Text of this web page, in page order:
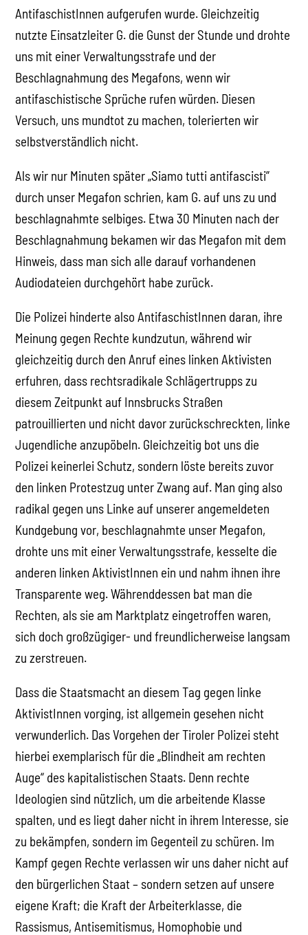
AntifaschistInnen aufgerufen wurde. Gleichzeitig
nutzte Einsatzleiter G. die Gunst der Stunde und drohte
uns mit einer Verwaltungsstrafe und der
Beschlagnahmung des Megafons, wenn wir
antifaschistische Sprüche rufen würden. Diesen
Versuch, uns mundtot zu machen, tolerierten wir
selbstverständlich nicht.
Als wir nur Minuten später „Siamo tutti antifascisti”
durch unser Megafon schrien, kam G. auf uns zu und
beschlagnahmte selbiges. Etwa 30 Minuten nach der
Beschlagnahmung bekamen wir das Megafon mit dem
Hinweis, dass man sich alle darauf vorhandenen
Audiodateien durchgehört habe zurück.
Die Polizei hinderte also AntifaschistInnen daran, ihre
Meinung gegen Rechte kundzutun, während wir
gleichzeitig durch den Anruf eines linken Aktivisten
erfuhren, dass rechtsradikale Schlägertrupps zu
diesem Zeitpunkt auf Innsbrucks Straßen
patrouillierten und nicht davor zurückschreckten, linke
Jugendliche anzupöbeln. Gleichzeitig bot uns die
Polizei keinerlei Schutz, sondern löste bereits zuvor
den linken Protestzug unter Zwang auf. Man ging also
radikal gegen uns Linke auf unserer angemeldeten
Kundgebung vor, beschlagnahmte unser Megafon,
drohte uns mit einer Verwaltungsstrafe, kesselte die
anderen linken AktivistInnen ein und nahm ihnen ihre
Transparente weg. Währenddessen bat man die
Rechten, als sie am Marktplatz eingetroffen waren,
sich doch großzügiger- und freundlicherweise langsam
zu zerstreuen.
Dass die Staatsmacht an diesem Tag gegen linke
AktivistInnen vorging, ist allgemein gesehen nicht
verwunderlich. Das Vorgehen der Tiroler Polizei steht
hierbei exemplarisch für die „Blindheit am rechten
Auge“ des kapitalistischen Staats. Denn rechte
Ideologien sind nützlich, um die arbeitende Klasse
spalten, und es liegt daher nicht in ihrem Interesse, sie
zu bekämpfen, sondern im Gegenteil zu schüren. Im
Kampf gegen Rechte verlassen wir uns daher nicht auf
den bürgerlichen Staat – sondern setzen auf unsere
eigene Kraft; die Kraft der Arbeiterklasse, die
Rassismus, Antisemitismus, Homophobie und